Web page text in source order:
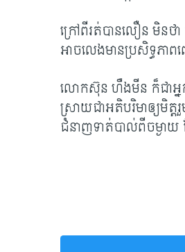
ក្រៅពីរត់បានលឿន មិន
អាចលេងមានប្រសិទ្ធភា
លោកស៊ុន ហឺងមីន ក៏ជាអ្ន
ស្រាយជាអតិបរិមាឲ្យមិត្
ជំនាញទាត់បាល់ពីចម្ងាយ